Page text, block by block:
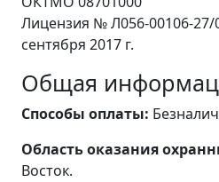
Лицензия № Л056-00106-27/
сентября 2017 г.
Общая
Способы оплаты:
Область оказания
Восток.